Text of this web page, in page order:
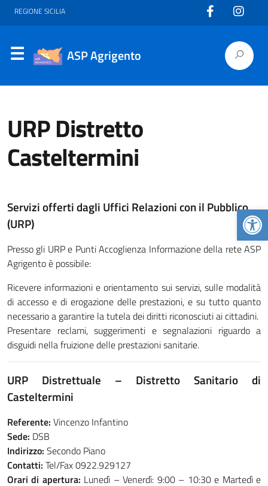
REGIONE SICILIA
ASP Agrigento
URP Distretto
Casteltermini
Servizi offerti dagli Uffici Relazioni con il Pubblico
(URP)
Presso gli URP e Punti Accoglienza Informazione della rete ASP
Agrigento è possibile:
Ricevere informazioni e orientamento sui servizi, sulle modalità
di accesso e di erogazione delle prestazioni, e su tutto quanto
necessario a garantire la tutela dei diritti riconosciuti ai cittadini.
Presentare reclami, suggerimenti e segnalazioni riguardo a
disguidi nella fruizione delle prestazioni sanitarie.
URP Distrettuale – Distretto Sanitario di
Casteltermini
Referente: Vincenzo Infantino
Sede: DSB
Indirizzo: Secondo Piano
Contatti: Tel/Fax 0922.929127
Orari di apertura: Lunedì – Venerdì: 9:00 – 10:30 e Martedì e